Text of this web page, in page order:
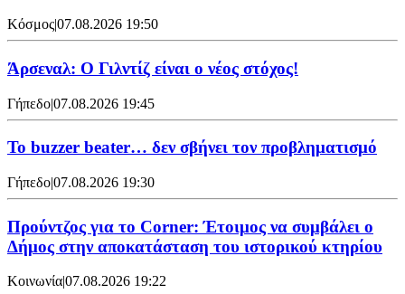
Κόσμος|07.08.2026 19:50
Άρσεναλ: Ο Γιλντίζ είναι ο νέος στόχος!
Γήπεδο|07.08.2026 19:45
Το buzzer beater… δεν σβήνει τoν προβληματισμό
Γήπεδο|07.08.2026 19:30
Προύντζος για το Corner: Έτοιμος να συμβάλει ο
Δήμος στην αποκατάσταση του ιστορικού κτηρίου
Κοινωνία|07.08.2026 19:22